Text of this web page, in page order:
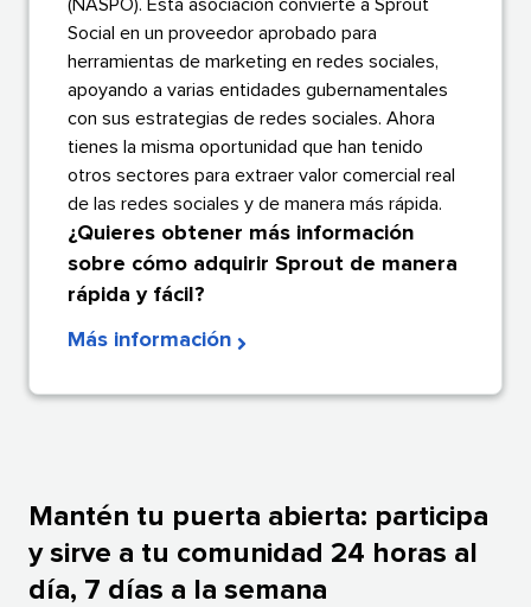
(NASPO). Esta asociación convierte a Sprout
Social en un proveedor aprobado para
herramientas de marketing en redes sociales,
apoyando a varias entidades gubernamentales
con sus estrategias de redes sociales. Ahora
tienes la misma oportunidad que han tenido
otros sectores para extraer valor comercial real
de las redes sociales y de manera más rápida.​​
¿Quieres obtener más información
sobre cómo adquirir Sprout de manera
rápida y fácil?​​
Más información​​
Mantén tu puerta abierta: participa
y sirve a tu comunidad 24 horas al
día, 7 días a la semana​​